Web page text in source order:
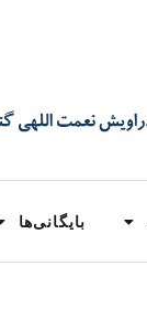
بایگانی‌ها